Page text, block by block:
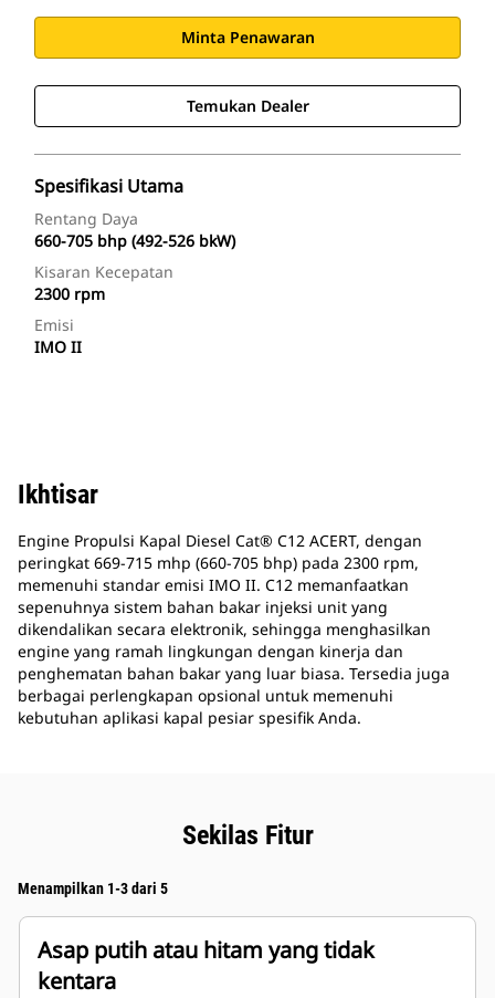
Minta Penawaran
Temukan Dealer
Spesifikasi Utama
Rentang Daya
660-705 bhp (492-526 bkW)
Kisaran Kecepatan
2300 rpm
Emisi
IMO II
Ikhtisar
Engine Propulsi Kapal Diesel Cat® C12 ACERT, dengan
peringkat 669-715 mhp (660-705 bhp) pada 2300 rpm,
memenuhi standar emisi IMO II. C12 memanfaatkan
sepenuhnya sistem bahan bakar injeksi unit yang
dikendalikan secara elektronik, sehingga menghasilkan
engine yang ramah lingkungan dengan kinerja dan
penghematan bahan bakar yang luar biasa. Tersedia juga
berbagai perlengkapan opsional untuk memenuhi
kebutuhan aplikasi kapal pesiar spesifik Anda.
Sekilas Fitur
Menampilkan 1-3 dari 5
Asap putih atau hitam yang tidak
kentara